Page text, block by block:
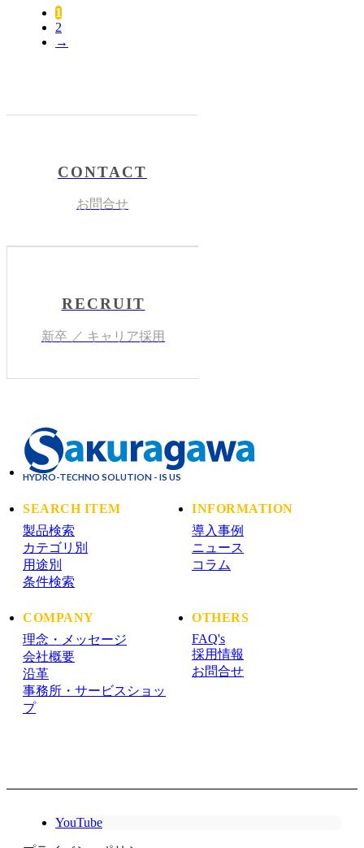
1
2
→
CONTACT
お問合せ
RECRUIT
新卒 ／ キャリア採用
HYDRO-TECHNO SOLUTION - IS US
SEARCH ITEM
製品検索
カテゴリ別
用途別
条件検索
INFORMATION
導入事例
ニュース
コラム
COMPANY
理念・メッセージ
会社概要
沿革
事務所・サービスショッ
プ
OTHERS
FAQ's
採用情報
お問合せ
YouTube